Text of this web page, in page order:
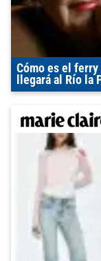
Cómo es el
llegará al Río la